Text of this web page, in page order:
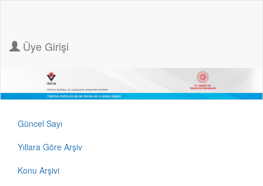
Üye Girişi
Güncel Sayı
Yıllara Göre Arşiv
Konu Arşivi